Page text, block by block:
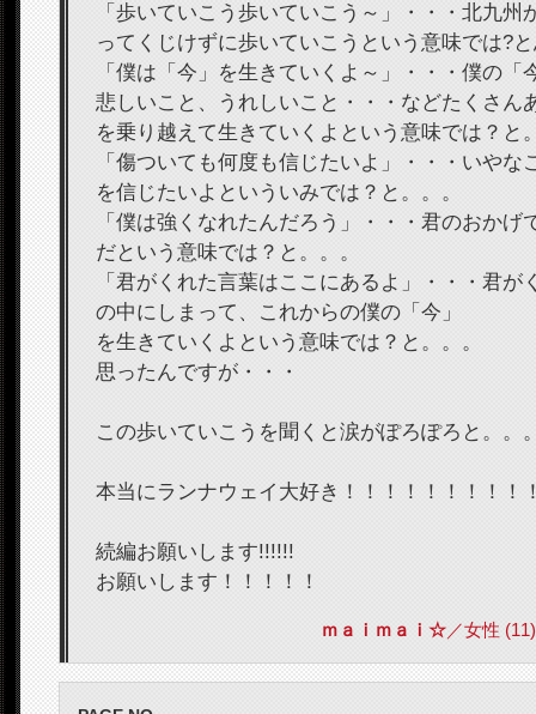
「歩いていこう歩いていこう～」・・・北九州
ってくじけずに歩いていこうという意味では?
「僕は「今」を生きていくよ～」・・・僕の「
悲しいこと、うれしいこと・・・などたくさん
を乗り越えて生きていくよという意味では？と
「傷ついても何度も信じたいよ」・・・いやな
を信じたいよといういみでは？と。。。
「僕は強くなれたんだろう」・・・君のおかげ
だという意味では？と。。。
「君がくれた言葉はここにあるよ」・・・君が
の中にしまって、これからの僕の「今」
を生きていくよという意味では？と。。。
思ったんですが・・・
この歩いていこうを聞くと涙がぽろぽろと。。
本当にランナウェイ大好き！！！！！！！！！
続編お願いします!!!!!!
お願いします！！！！！
ｍａｉｍａｉ☆／女性